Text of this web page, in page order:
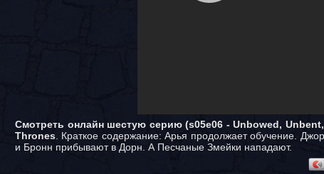
Смотреть онлайн шестую серию (s05e06 - Unbowed,
Thrones . Краткое содержание: Арья продолжает обучение.
и Бронн прибывают в Дорн. А Песчаные Змейки нападают.